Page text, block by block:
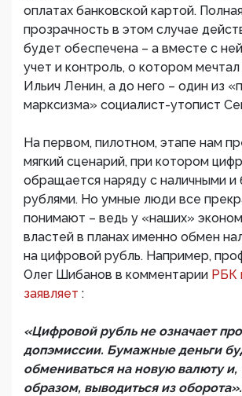
оплатах банковской картой.
прозрачность в этом случае
будет обеспечена – а вместе с
учет и контроль, о котором
Ильич Ленин, а до него – один из
марксизма» социалист-утопист
На первом, пилотном, этапе нам
мягкий сценарий, при котором
обращается наряду с наличными и
рублями. Но умные люди все
понимают – ведь у «наших»
властей в планах именно обмен
на цифровой рубль. Например,
Олег Шибанов в комментарии РБК
заявляет :
«Цифровой рубль не означает
допэмиссии. Бумажные деньги
обмениваться на новую валюту и,
образом, выводиться из оборота».